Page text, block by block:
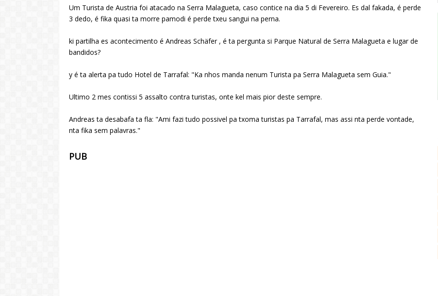
Um Turista de Austria foi atacado na Serra Malagueta, caso contice na dia 5 di Fevereiro. Es dal fakada, é perde
3 dedo, é fika quasi ta morre pamodi é perde txeu sangui na perna.
ki partilha es acontecimento é Andreas Schäfer , é ta pergunta si Parque Natural de Serra Malagueta e lugar de
bandidos?
y é ta alerta pa tudo Hotel de Tarrafal: "Ka nhos manda nenum Turista pa Serra Malagueta sem Guia."
Ultimo 2 mes contissi 5 assalto contra turistas, onte kel mais pior deste sempre.
Andreas ta desabafa ta fla: "Ami fazi tudo possivel pa txoma turistas pa Tarrafal, mas assi nta perde vontade,
nta fika sem palavras."
PUB